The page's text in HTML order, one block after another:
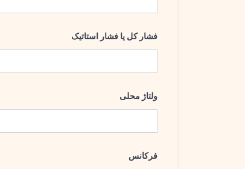
فشار کل یا فشار استاتیک
ولتاژ محلی
فرکانس